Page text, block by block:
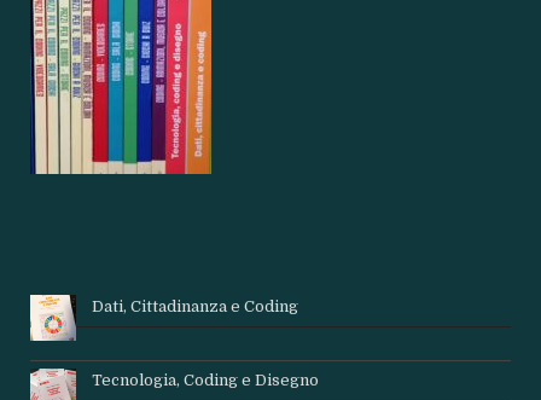
Dati, Cittadinanza e Coding
Tecnologia, Coding e Disegno